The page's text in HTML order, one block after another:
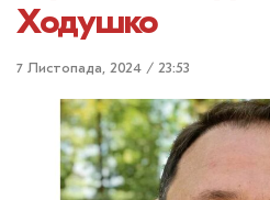
Ходушко
7 Листопада, 2024 / 23:53